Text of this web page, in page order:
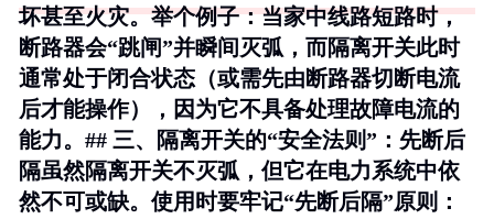
坏甚至火灾。举个例子：当家中线路短路时，
断路器会“跳闸”并瞬间灭弧，而隔离开关此时
通常处于闭合状态（或需先由断路器切断电流
后才能操作），因为它不具备处理故障电流的
能力。## 三、隔离开关的“安全法则”：先断后
隔虽然隔离开关不灭弧，但它在电力系统中依
然不可或缺。使用时要牢记“先断后隔”原则：